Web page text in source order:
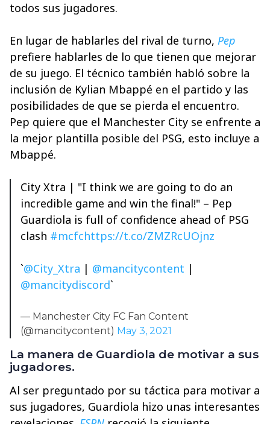
todos sus jugadores.
En lugar de hablarles del rival de turno, Pep
prefiere hablarles de lo que tienen que mejorar
de su juego. El técnico también habló sobre la
inclusión de Kylian Mbappé en el partido y las
posibilidades de que se pierda el encuentro.
Pep quiere que el Manchester City se enfrente a
la mejor plantilla posible del PSG, esto incluye a
Mbappé.
City Xtra | "I think we are going to do an
incredible game and win the final!" – Pep
Guardiola is full of confidence ahead of PSG
clash #mcfchttps://t.co/ZMZRcUOjnz
​`@City_Xtra | @mancitycontent |
@mancitydiscord`
— Manchester City FC Fan Content
(@mancitycontent) May 3, 2021
La manera de Guardiola de motivar a sus
jugadores.
Al ser preguntado por su táctica para motivar a
sus jugadores, Guardiola hizo unas interesantes